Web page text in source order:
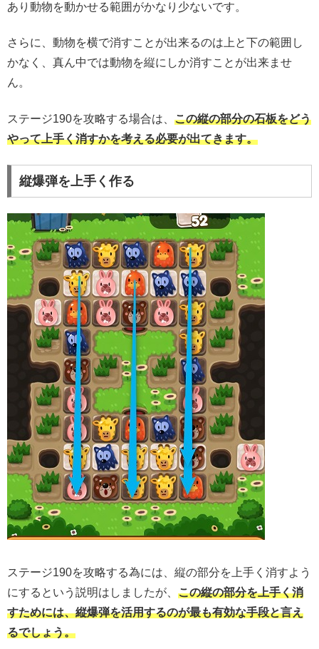
あり動物を動かせる範囲がかなり少ないです。
さらに、動物を横で消すことが出来るのは上と下の範囲し
かなく、真ん中では動物を縦にしか消すことが出来ませ
ん。
ステージ190を攻略する場合は、 この縦の部分の石板をどう
やって上手く消すかを考える必要が出てきます。
縦爆弾を上手く作る
ステージ190を攻略する為には、縦の部分を上手く消すよう
にするという説明はしましたが、 この縦の部分を上手く消
すためには、縦爆弾を活用するのが最も有効な手段と言え
るでしょう。